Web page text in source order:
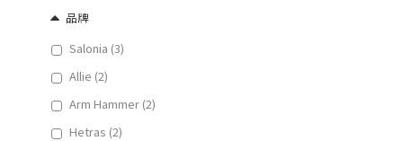
品牌
Salonia (3)
Allie (2)
Arm Hammer (2)
Hetras (2)